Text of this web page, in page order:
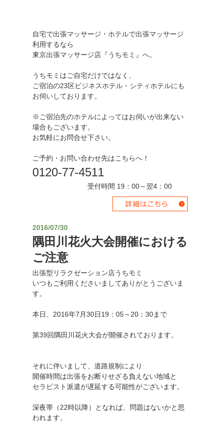
自宅で出張マッサージ・ホテルで出張マッサージ
利用するなら
東京出張マッサージ店『うちモミ』へ。
うちモミはご自宅だけではなく、
ご宿泊の23区ビジネスホテル・シティホテルにも
お伺いしております。
※ご宿泊先のホテルによってはお伺いが出来ない
場合もございます。
お気軽にお問合せ下さい。
ご予約・お問い合わせ先はこちらへ！
0120-77-4511
受付時間 19：00～翌4：00
2016/07/30
隅田川花火大会開催における
ご注意
出張型リラクゼーション店うちモミ
いつもご利用くださいましてありがとうございま
す。
本日、2016年7月30日19：05～20：30まで
第39回隅田川花火大会が開催されております。
それに伴いまして、道路規制により
開催時間は出張をお断りせざる負えない地域と
セラピスト派遣が遅延する可能性がございます。
深夜帯（22時以降）となれば、問題はないかと思
われます。